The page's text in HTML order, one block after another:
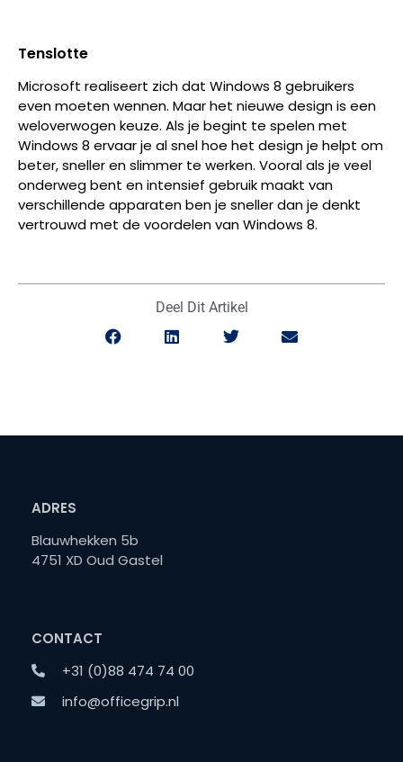
Tenslotte
Microsoft realiseert zich dat Windows 8 gebruikers
even moeten wennen. Maar het nieuwe design is een
weloverwogen keuze. Als je begint te spelen met
Windows 8 ervaar je al snel hoe het design je helpt om
beter, sneller en slimmer te werken. Vooral als je veel
onderweg bent en intensief gebruik maakt van
verschillende apparaten ben je sneller dan je denkt
vertrouwd met de voordelen van Windows 8.
Deel Dit Artikel
ADRES
Blauwhekken 5b
4751 XD Oud Gastel
CONTACT
+31 (0)88 474 74 00
info@officegrip.nl